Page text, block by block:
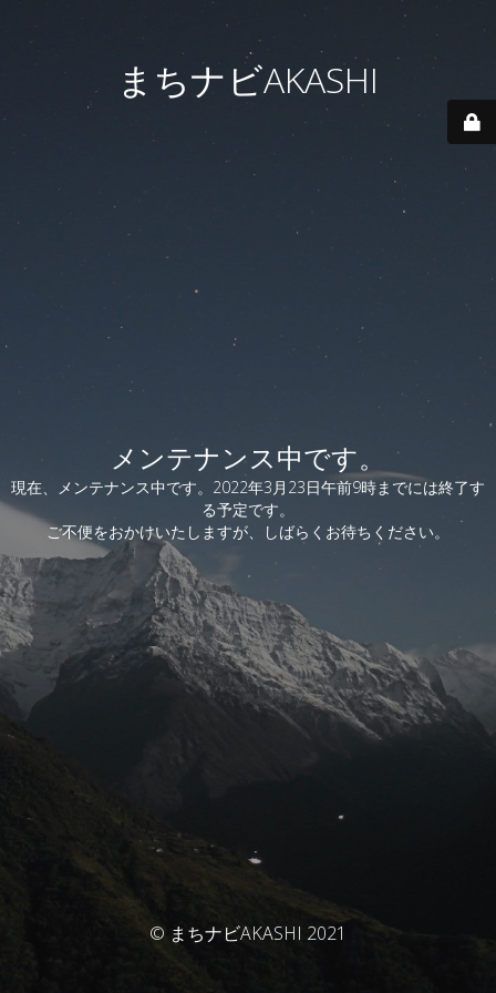
まちナビAKASHI
メンテナンス中です。
現在、メンテナンス中です。2022年3月23日午前9時までには終了す
る予定です。
ご不便をおかけいたしますが、しばらくお待ちください。
© まちナビAKASHI 2021